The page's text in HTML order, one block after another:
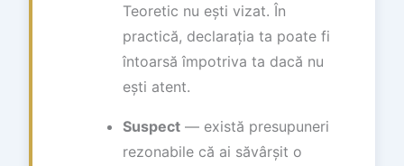
Teoretic nu ești vizat. În
practică, declarația ta poate fi
întoarsă împotriva ta dacă nu
ești atent.
Suspect — există presupuneri
rezonabile că ai săvârșit o